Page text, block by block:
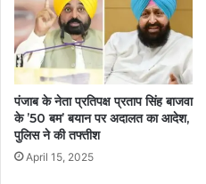
पंजाब के नेता प्रतिपक्ष प्रताप सिंह बाजवा
के ’50 बम’ बयान पर अदालत का आदेश,
पुलिस ने की तफ्तीश
April 15, 2025